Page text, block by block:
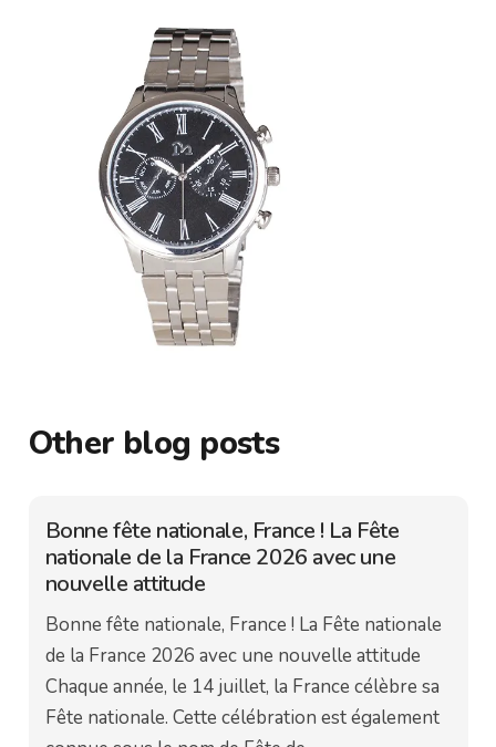
Other blog posts
Bonne fête nationale, France ! La Fête
nationale de la France 2026 avec une
nouvelle attitude
Bonne fête nationale, France ! La Fête nationale
de la France 2026 avec une nouvelle attitude
Chaque année, le 14 juillet, la France célèbre sa
Fête nationale. Cette célébration est également